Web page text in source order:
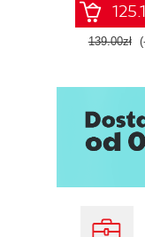
139.00zł